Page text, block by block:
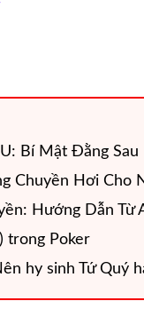
Bí Mật Đằng
Chuyền Hơi Cho
Hướng Dẫn Từ
trong Poker
hy sinh Tứ Quý